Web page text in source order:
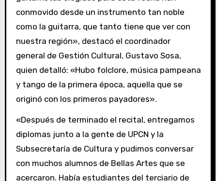
conmovido desde un instrumento tan noble
como la guitarra, que tanto tiene que ver con
nuestra región», destacó el coordinador
general de Gestión Cultural, Gustavo Sosa,
quien detalló: «Hubo folclore, música pampeana
y tango de la primera época, aquella que se
originó con los primeros payadores».
«Después de terminado el recital, entregamos
diplomas junto a la gente de UPCN y la
Subsecretaría de Cultura y pudimos conversar
con muchos alumnos de Bellas Artes que se
acercaron. Había estudiantes del terciario de